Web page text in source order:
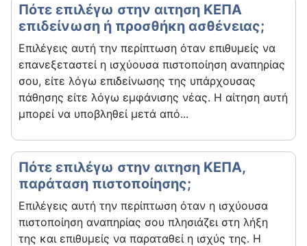
Πότε επιλέγω στην αιτηση ΚΕΠΑ
επιδείνωση ή προσθήκη ασθένειας;
Επιλέγεις αυτή την περίπτωση όταν επιθυμείς να
επανεξεταστεί η ισχύουσα πιστοποίηση αναπηρίας
σου, είτε λόγω επιδείνωσης της υπάρχουσας
πάθησης είτε λόγω εμφάνισης νέας. Η αίτηση αυτή
μπορεί να υποβληθεί μετά από...
Πότε επιλέγω στην αιτηση ΚΕΠΑ,
παράταση πιστοποίησης;
Επιλέγεις αυτή την περίπτωση όταν η ισχύουσα
πιστοποίηση αναπηρίας σου πλησιάζει στη λήξη
της και επιθυμείς να παραταθεί η ισχύς της. Η